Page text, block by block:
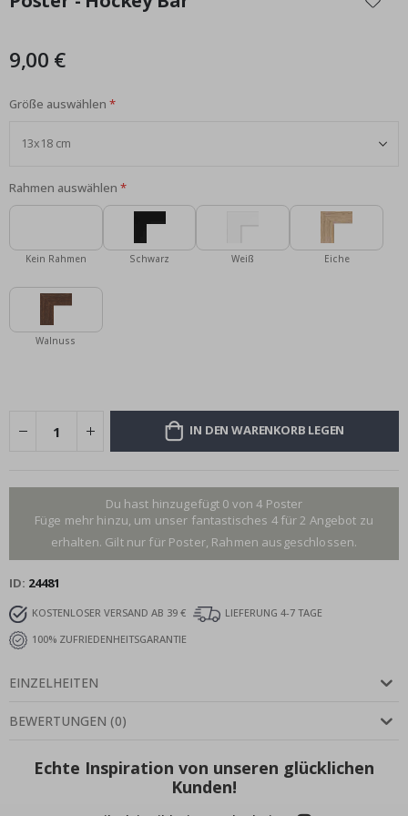
der
9,00 €
Größe auswählen
Rahmen auswählen
Kein Rahmen Schwarz Weiß Eiche
Walnuss
IN DEN WARENKORB LEGEN
Du hast hinzugefügt 0 von 4 Poster
Füge mehr hinzu, um unser fantastisches 4 für 2 Angebot zu
erhalten. Gilt nur für Poster, Rahmen ausgeschlossen.
ID 24481
KOSTENLOSER VERSAND AB 39 €
LIEFERUNG 4-7 TAGE
100% ZUFRIEDENHEITSGARANTIE
EINZELHEITEN
BEWERTUNGEN (0)
Echte Inspiration von unseren glücklichen
Kunden!